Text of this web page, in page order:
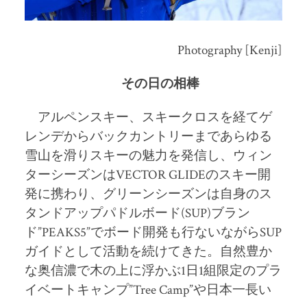
Photography[Kenji]
その日の相棒
アルペンスキー、スキークロスを経てゲ
レンデからバックカントリーまであらゆる
雪山を滑りスキーの魅力を発信し、ウィン
ターシーズンはVECTOR GLIDEのスキー開
発に携わり、グリーンシーズンは自身のス
タンドアップパドルボード(SUP)ブラン
ド”PEAKS5”でボード開発も行ないながらSUP
ガイドとして活動を続けてきた。自然豊か
な奥信濃で木の上に浮かぶ1日1組限定のプラ
イベートキャンプ”Tree Camp”や日本一長い